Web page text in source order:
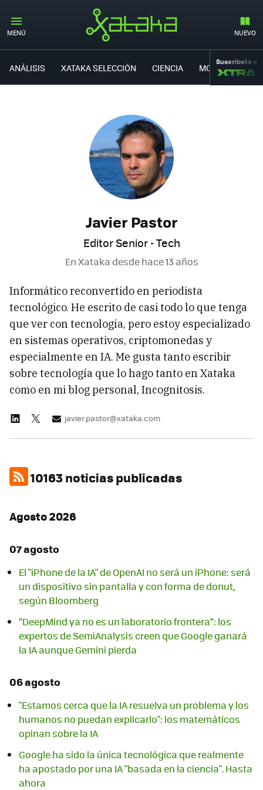
MENÚ NUEVO
ANÁLISIS XATAKA SELECCIÓN CIENCIA MOVILIDAD
Suscríbete a
Javier Pastor
Editor Senior - Tech
En Xataka desdehace 13 años
Informático reconvertido en periodista
tecnológico. He escrito de casi todo lo que tenga
que ver con tecnología, pero estoy especializado
en sistemas operativos, criptomonedas y
especialmente en IA. Me gusta tanto escribir
sobre tecnología que lo hago tanto en Xataka
como en mi blog personal, Incognitosis.
javier.pastor@xataka.com
10163 noticias publicadas
Agosto 2026
07 agosto
El "iPhone de la IA" de OpenAI no será un iPhone: será
un dispositivo sin pantalla y con forma de donut,
según Bloomberg
“DeepMind ya no es un laboratorio frontera”: los
expertos de SemiAnalysis creen que Google ganará
la IA aunque Gemini pierda
06 agosto
"Estamos cerca que la IA resuelva un problema y los
humanos no puedan explicarlo": los matemáticos
opinan sobre la IA
Google ha sido la única tecnológica que realmente
ha apostado por una IA "basada en la ciencia". Hasta
ahora